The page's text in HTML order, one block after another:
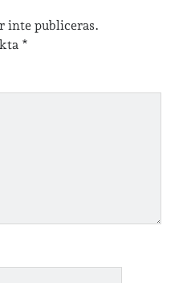
inte publiceras.
*